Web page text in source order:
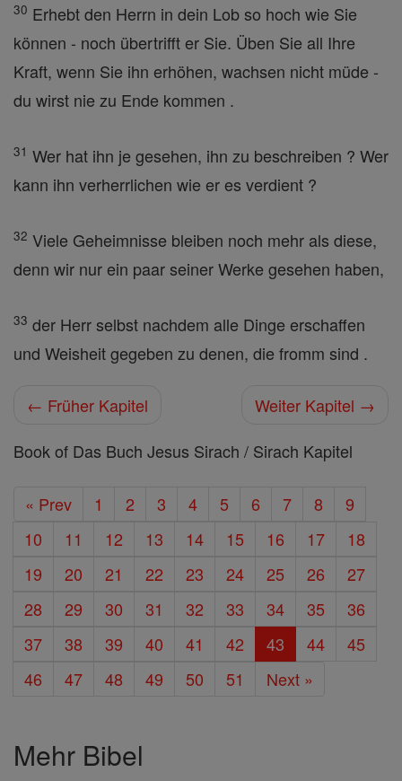
30 Erhebt den Herrn in dein Lob so hoch wie Sie
können - noch übertrifft er Sie. Üben Sie all Ihre
Kraft, wenn Sie ihn erhöhen, wachsen nicht müde -
du wirst nie zu Ende kommen .
31 Wer hat ihn je gesehen, ihn zu beschreiben ? Wer
kann ihn verherrlichen wie er es verdient ?
32 Viele Geheimnisse bleiben noch mehr als diese,
denn wir nur ein paar seiner Werke gesehen haben,
33 der Herr selbst nachdem alle Dinge erschaffen
und Weisheit gegeben zu denen, die fromm sind .
← Früher Kapitel
Weiter Kapitel →
Book of Das Buch Jesus Sirach / Sirach Kapitel
« Prev 1 2 3 4 5 6 7 8
9
10
11 12 13 14 15 16 17
18
19
20 21 22 23 24 25 26
27
28
29 30 31 32 33 34 35
36
37
38 39 40 41 42 43 44
45
46
47 48 49 50 51 Next »
Mehr Bibel